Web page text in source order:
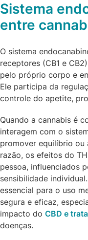
Sistema
entre
O sistema
receptores (CB1 e
pelo próprio corpo e
Ele participa da
controle do apetite,
Quando a cannabis é
interagem com o
promover equilíbrio ou
razão, os efeitos do
pessoa, influenciados
sensibilidade
essencial para o uso
segura e eficaz,
impacto do CBD e
doenças.